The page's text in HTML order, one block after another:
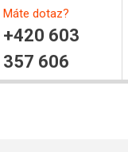
Máte dotaz?
+420 603
357 606